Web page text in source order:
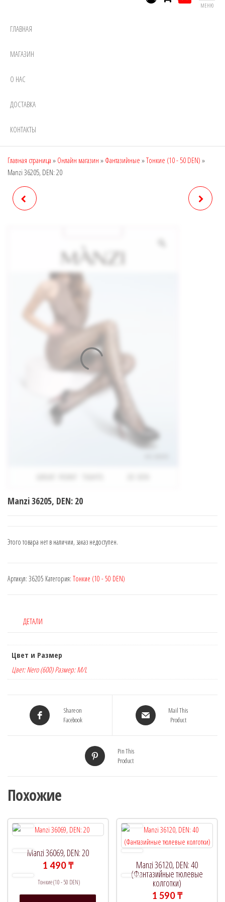
МЕНЮ
ГЛАВНАЯ
МАГАЗИН
О НАС
ДОСТАВКА
КОНТАКТЫ
Главная страница » Онлайн магазин » Фантазийные »Тонкие (10 - 50 DEN) »
Manzi 36205, DEN: 20
Manzi 36205, DEN: 20
Этого товара нет в наличии, заказ недоступен.
Артикул: 36205 Категория: Тонкие (10 - 50 DEN)
ДЕТАЛИ
Цвет и Размер
Цвет: Nero (600) Размер: M/L
Share on
Facebook
Mail This
Product
Pin This
Product
Похожие
Manzi 36069, DEN: 20
1 490₸
Тонкие (10 - 50 DEN)
Manzi 36120, DEN: 40
(Фантазийные тюлевые
колготки)
1 590₸